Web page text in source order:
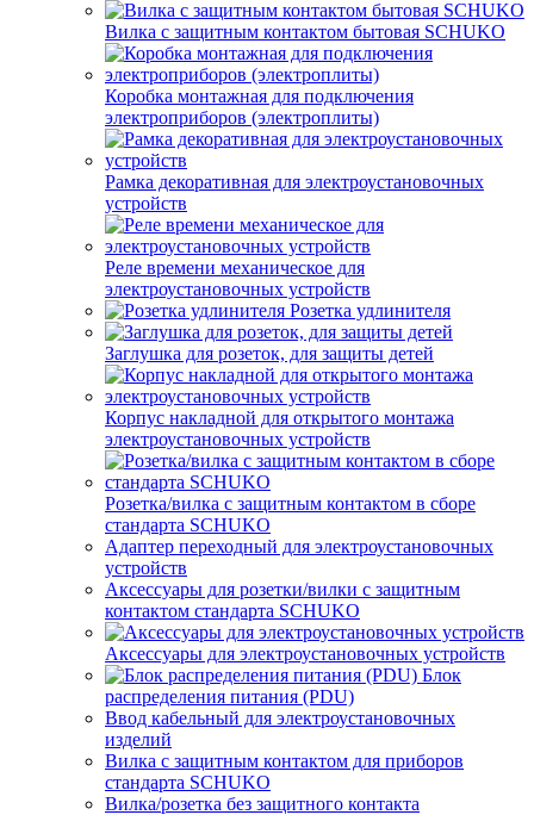
Вилка с защитным контактом бытовая SCHUKO
Коробка монтажная для подключения
электроприборов (электроплиты)
Рамка декоративная для электроустановочных
устройств
Реле времени механическое для
электроустановочных устройств
Розетка удлинителя
Заглушка для розеток, для защиты детей
Корпус накладной для открытого монтажа
электроустановочных устройств
Розетка/вилка с защитным контактом в сборе
стандарта SCHUKO
Адаптер переходный для электроустановочных
устройств
Аксессуары для розетки/вилки с защитным
контактом стандарта SCHUKO
Аксессуары для электроустановочных устройств
Блок
распределения питания (PDU)
Ввод кабельный для электроустановочных
изделий
Вилка с защитным контактом для приборов
стандарта SCHUKO
Вилка/розетка без защитного контакта